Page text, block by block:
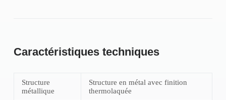
Caractéristiques techniques
Structure
métallique
Structure en métal avec finition
thermolaquée